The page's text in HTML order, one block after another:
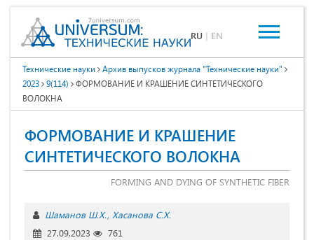
RU | EN
Технические науки
Архив выпусков журнала "Технические науки"
2023
9(114)
ФОРМОВАНИЕ И КРАШЕНИЕ СИНТЕТИЧЕСКОГО
ВОЛОКНА
ФОРМОВАНИЕ И КРАШЕНИЕ
СИНТЕТИЧЕСКОГО ВОЛОКНА
FORMING AND DYING OF SYNTHETIC FIBER
Шаманов Ш.Х. Хасанова С.Х.
27.09.2023
761